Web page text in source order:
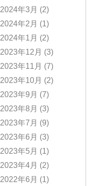
2024年3月 (2)
2024年2月 (1)
2024年1月 (2)
2023年12月 (3)
2023年11月 (7)
2023年10月 (2)
2023年9月 (7)
2023年8月 (3)
2023年7月 (9)
2023年6月 (3)
2023年5月 (1)
2023年4月 (2)
2022年6月 (1)